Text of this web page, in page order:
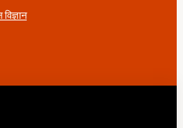
विज्ञान